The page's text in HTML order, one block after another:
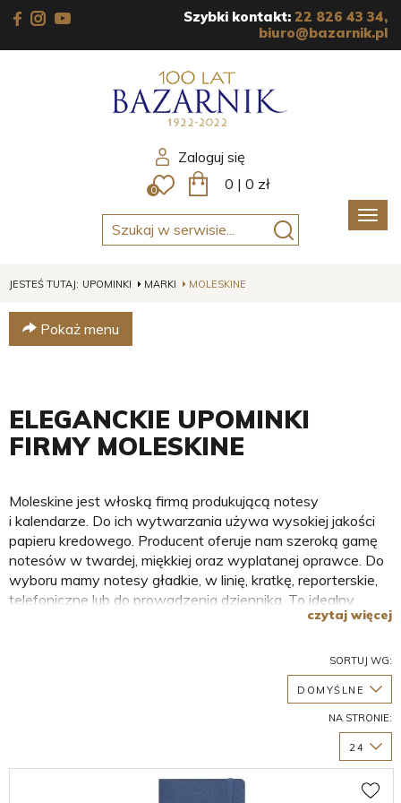
Szybki kontakt: 22 826 43 34,
biuro@bazarnik.pl
Zaloguj się
0 0 | 0 zł
JESTEŚ TUTAJ: UPOMINKI MARKI MOLESKINE
Pokaż menu
ELEGANCKIE UPOMINKI
FIRMY MOLESKINE
Moleskine jest włoską firmą produkującą notesy
i kalendarze. Do ich wytwarzania używa wysokiej jakości
papieru kredowego. Producent oferuje nam szeroką gamę
notesów w twardej, miękkiej oraz wyplatanej oprawce. Do
wyboru mamy notesy gładkie, w linię, kratkę, reporterskie,
telefoniczne lub do prowadzenia dziennika. To idealny
pomysł na elegancki upominek zarówno dla kobiet, jak
torebki czy męskiej teczki. Mają również wiele zastosowań
- służą do zapisywania terminów ważnych spotkań, wizyt,
sporządzania listy zakupów czy zapisywania wspomnień,
sentencji, cytatów. Zapoznaj się z naszą ofertą, na pewno
wybierzesz model idealny dla siebie lub bliskiej osoby.
MOLESKINE - ELEGANCKIE
czytaj więcej
SORTUJ WG:
DOMYŚLNE
NA STRONIE:
24